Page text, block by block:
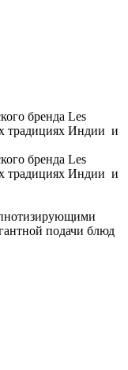
бренда Les
традициях Индии и
бренда Les
традициях Индии и
подачи блюд